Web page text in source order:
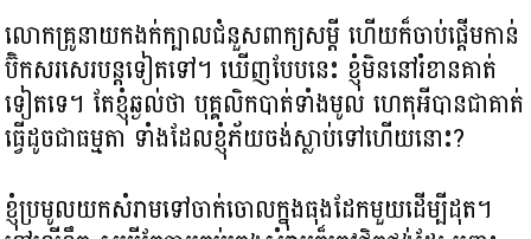
លោកគ្រូនាយកងក់ក្បាលជំនួសពាក្យសម្តី ហើយក៏ចាប់ផ្តើមកាន់
ប៊ិកសរសេរបន្តទៀតទៅ។ ឃើញបែបនេះ ខ្ញុំមិននៅរំខានគាត់
ទៀតទេ។ តែខ្ញុំឆ្ងល់ថា បុគ្គលិកបាត់ទាំងមូល ហេតុអីបានជាគាត់
ធ្វើដូចជាធម្មតា ទាំងដែលខ្ញុំភ័យចង់ស្លាប់ទៅហើយនោះ?
ខ្ញុំប្រមូលយកសំរាមទៅចាក់ចោលក្នុងធុងដែកមួយដើម្បីដុត។